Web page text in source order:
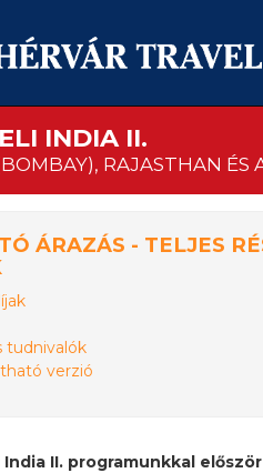
INDIA II.
RAJASTHAN ÉS
ÁRAZÁS - TELJES
tudnivalók
verzió
India II. programunkkal